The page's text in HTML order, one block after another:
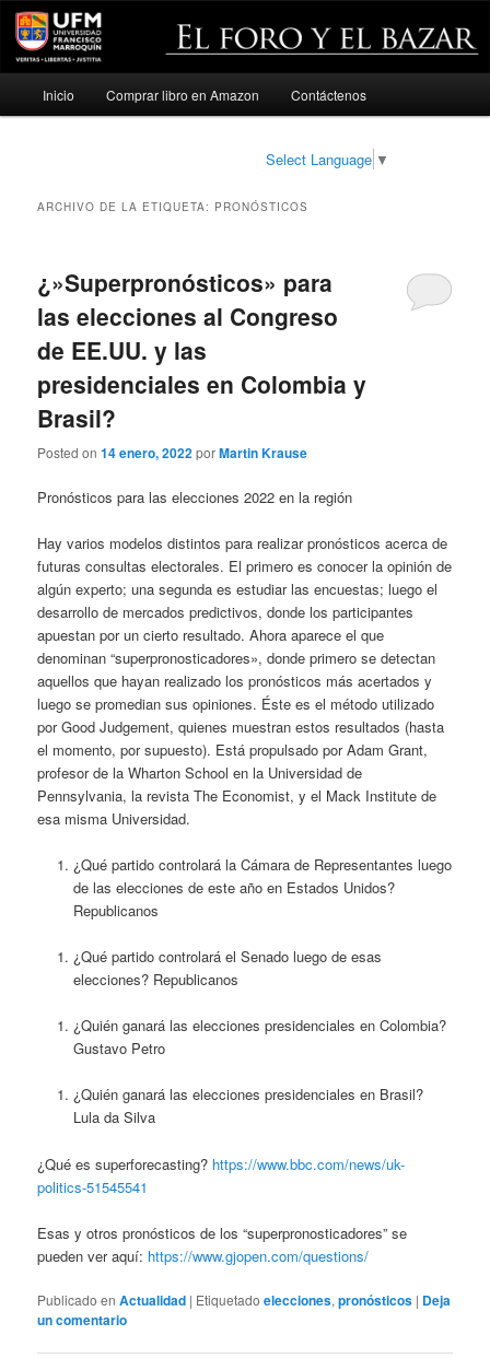
Ir
Ir
Inicio Comprar libro en Amazon Contáctenos
Select Language ▼
ARCHIVO DE LA ETIQUETA: PRONÓSTICOS
¿»Superpronósticos» para
las elecciones al Congreso
de EE.UU. y las
presidenciales en Colombia y
Brasil?
Posted on14 enero, 2022porMartin Krause
Pronósticos para las elecciones 2022 en la región
Hay varios modelos distintos para realizar pronósticos acerca de
futuras consultas electorales. El primero es conocer la opinión de
algún experto; una segunda es estudiar las encuestas; luego el
desarrollo de mercados predictivos, donde los participantes
apuestan por un cierto resultado. Ahora aparece el que
denominan “superpronosticadores», donde primero se detectan
aquellos que hayan realizado los pronósticos más acertados y
luego se promedian sus opiniones. Éste es el método utilizado
por Good Judgement, quienes muestran estos resultados (hasta
el momento, por supuesto). Está propulsado por Adam Grant,
profesor de la Wharton School en la Universidad de
Pennsylvania, la revista The Economist, y el Mack Institute de
esa misma Universidad.
¿Qué partido controlará la Cámara de Representantes luego
de las elecciones de este año en Estados Unidos?
Republicanos
¿Qué partido controlará el Senado luego de esas
elecciones? Republicanos
¿Quién ganará las elecciones presidenciales en Colombia?
Gustavo Petro
¿Quién ganará las elecciones presidenciales en Brasil?
Lula da Silva
¿Qué es superforecasting? https://www.bbc.com/news/uk-
politics-51545541
Esas y otros pronósticos de los “superpronosticadores” se
pueden ver aquí: https://www.gjopen.com/questions/
Publicado en Actualidad | Etiquetado elecciones,pronósticos | Deja
un comentario